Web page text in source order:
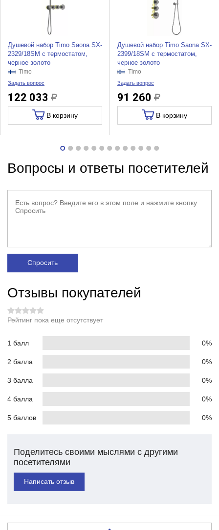
Душевой набор Timo Saona SX-
2329/18SM с термостатом,
черное золото
Timo
Задать вопрос
122 033
В корзину
Душевой набор Timo Saona SX-
2399/18SM с термостатом,
черное золото
Timo
Задать вопрос
91 260
В корзину
Вопросы и ответы посетителей
Спросить
Отзывы покупателей
Рейтинг пока еще отсутствует
1 балл 0%
2 балла 0%
3 балла 0%
4 балла 0%
5 баллов 0%
Поделитесь своими мыслями с другими
посетителями
Написать отзыв